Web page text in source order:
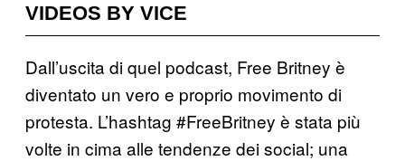
VIDEOS BY VICE
Dall’uscita di quel podcast, Free Britney è
diventato un vero e proprio movimento di
protesta. L’hashtag #FreeBritney è stata più
volte in cima alle tendenze dei social; una